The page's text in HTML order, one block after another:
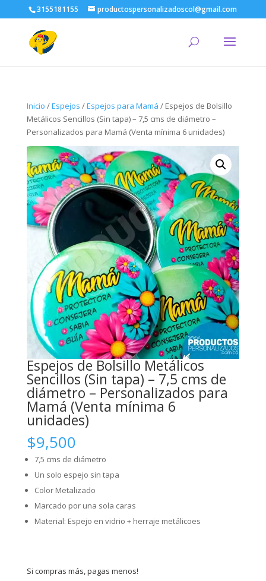
3155181155 productospersonalizadoscol@gmail.com
Inicio /Espejos /Espejos para Mamá / Espejos de Bolsillo
Metálicos Sencillos (Sin tapa) – 7,5 cms de diámetro –
Personalizados para Mamá (Venta mínima 6 unidades)
Espejos de Bolsillo Metálicos
Sencillos (Sin tapa) – 7,5 cms de
diámetro – Personalizados para
Mamá (Venta mínima 6
unidades)
$9,500
7,5 cms de diámetro
Un solo espejo sin tapa
Color Metalizado
Marcado por una sola caras
Material: Espejo en vidrio + herraje metálicoes
Si compras más, pagas menos!